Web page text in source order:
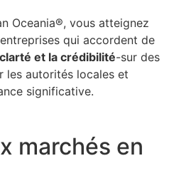
Oceania®, vous atteignez
qui accordent de
et la crédibilité-sur des
les autorités locales et
significative.
marchés en